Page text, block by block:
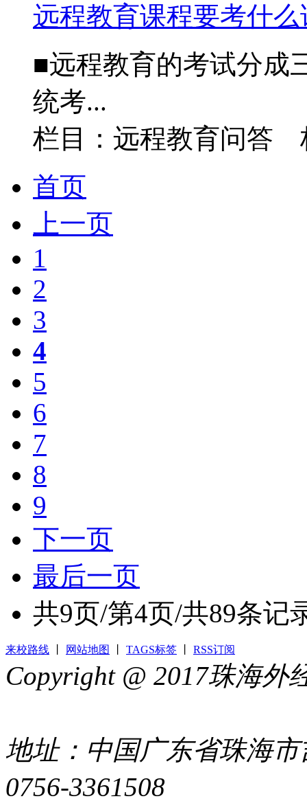
远程教育课程要考什
■远程教育的考试分成
统考...
栏目：远程教育问
首页
上一页
1
2
3
4
5
6
7
8
9
下一页
最后一页
共9页/第4页/共89条记
来校路线 网站地图 TAGS标签 RSS订阅
Copyright @ 2017珠海
地址：中国广东省珠海
0756-3361508